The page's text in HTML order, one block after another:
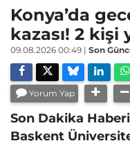
Konya’da
kazası! 2 kişi
09.08.2026 00:49 | Son
Yorum Yap
Son Dakika
Başkent